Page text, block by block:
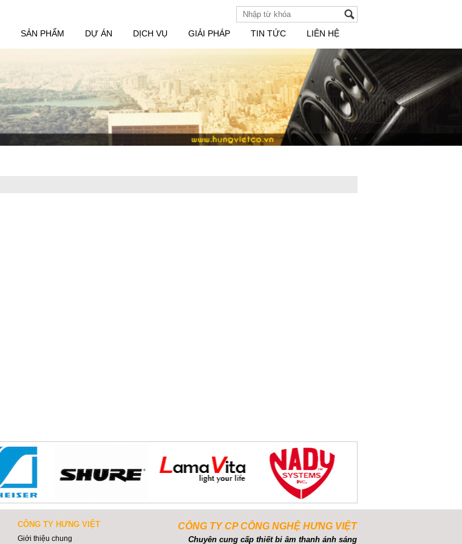
SẢN PHẨM DỰ ÁN DỊCH VỤ GIẢI PHÁP TIN TỨC LIÊN HỆ
CÔNG TY HƯNG VIỆT
Giới thiệu chung
CÔNG TY CP CÔNG NGHỆ HƯNG VIỆT
Chuyên cung cấp thiết bi âm thanh ánh sáng